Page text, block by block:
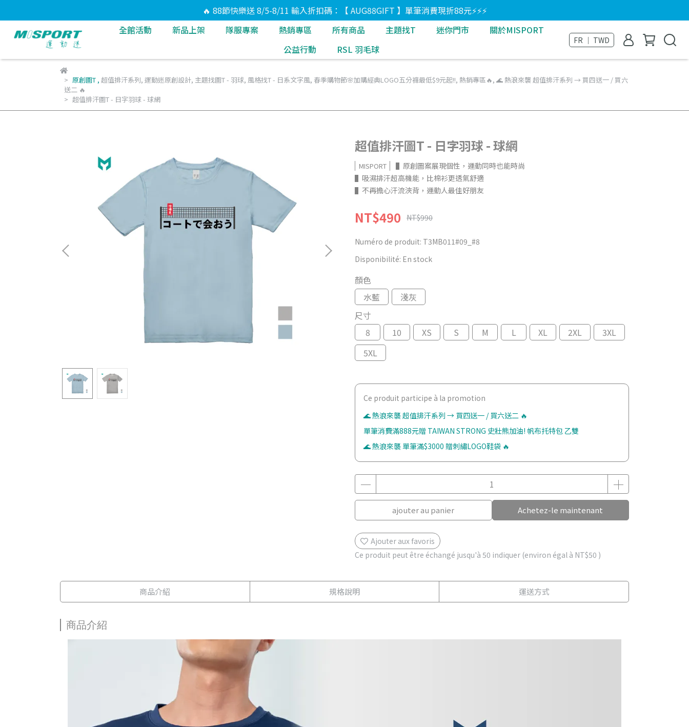
🔥 88節快樂送 8/5-8/11 輸入折扣碼：【 AUG88GIFT 】單筆消費現折88元⚡⚡⚡
全館活動
新品上架 隊服專案 熱銷專區 所有商品 主題找T 迷你門市
關於MISPORT
公益行動
RSL 羽毛球
FR ｜ TWD
原創圖T , 超值排汗系列, 運動迷原創設計, 主題找圖T - 羽球, 風格找T - 日系文字風, 春季購物節🌸加購經典LOGO五分褲最低$9元起!!, 熱銷專區🔥, 🌊 熱浪來襲 超值排汗系列 → 買四送一 / 買六
送二 🔥
超值排汗圖T - 日字羽球 - 球網
超值排汗圖T - 日字羽球 - 球網
MISPORT
▌原創圖案展現個性，運動同時也能時尚
▌吸濕排汗超高機能，比棉衫更透氣舒適
▌不再擔心汗流浹背，運動人最佳好朋友
NT$490 NT$990
Numéro de produit: T3MB011#09_#8
Disponibilité: En stock
顏色
水藍
淺灰
尺寸
8
10 XS S M L XL 2XL
3XL
5XL
Ce produit participe à la promotion
🌊 熱浪來襲 超值排汗系列 → 買四送一 / 買六送二 🔥
單筆消費滿888元贈 TAIWAN STRONG 史壯熊加油! 帆布托特包 乙雙
🌊 熱浪來襲 單筆滿$3000 贈刺繡LOGO鞋袋 🔥
ajouter au panier Achetez-le maintenant
Ajouter aux favoris
Ce produit peut être échangé jusqu'à 50 indiquer (environ égal à NT$50 )
商品介紹 規格說明 運送方式
商品介紹